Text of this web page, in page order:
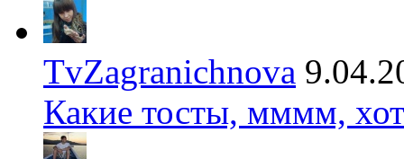
TvZagranichnova
Какие тосты, мммм,